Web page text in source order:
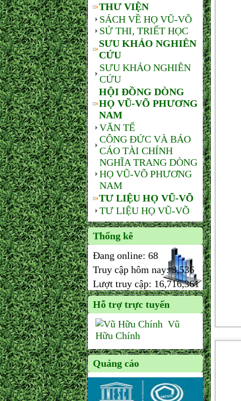
THƯ VIỆN
SÁCH VỀ HỌ VŨ-VÕ
SỬ THI, TRIẾT HỌC
SƯU KHẢO NGHIÊN
CỨU
SƯU KHẢO NGHIÊN
CỨU
HỘI ĐỒNG DÒNG
HỌ VŨ-VÕ PHƯƠNG
NAM
VĂN TẾ
CÔNG ĐỨC VÀ BÁO
CÁO TÀI CHÍNH
NGHĨA TRANG DÒNG
HỌ VŨ-VÕ PHƯƠNG
NAM
TƯ LIỆU HỌ VŨ-VÕ
TƯ LIỆU HỌ VŨ-VÕ
Thống kê
Đang online: 68
Truy cập hôm nay:3,536
Lượt truy cập: 16,716,361
Hỗ trợ trực tuyến
Vũ
Hữu Chính
Quảng cáo